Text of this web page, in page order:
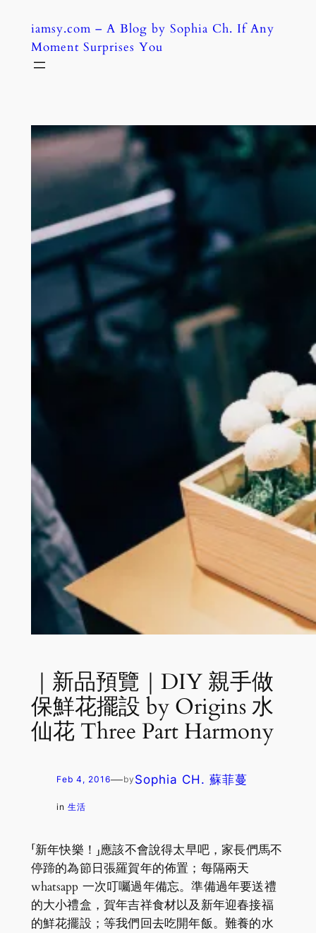
content
iamsy.com – A Blog by Sophia Ch. If Any
Moment Surprises You
｜新品預覽｜DIY 親手做
保鮮花擺設 by Origins 水
仙花 Three Part Harmony
Feb 4, 2016—by Sophia CH. 蘇菲蔓
in 生活
「新年快樂！」應該不會說得太早吧，家長們馬不
停蹄的為節日張羅賀年的佈置；每隔兩天
whatsapp 一次叮囑過年備忘。準備過年要送禮
的大小禮盒，賀年吉祥食材以及新年迎春接福
的鮮花擺設；等我們回去吃開年飯。難養的水